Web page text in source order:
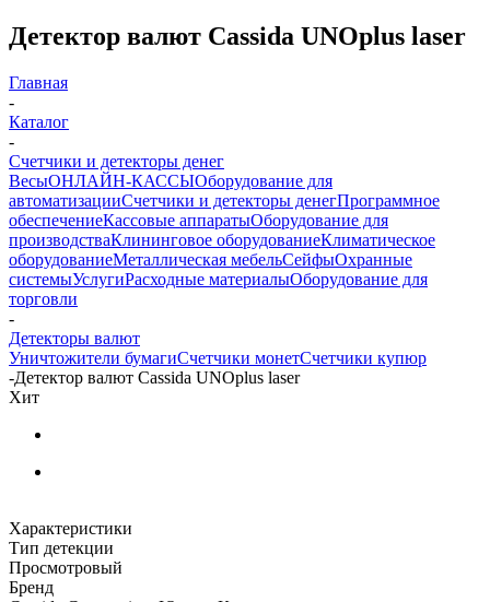
Детектор валют Cassida UNOplus laser
Главная
-
Каталог
-
Счетчики и детекторы денег
ВесыОНЛАЙН-КАССЫОборудование для
автоматизацииСчетчики и детекторы денегПрограммное
обеспечениеКассовые аппаратыОборудование для
производстваКлининговое оборудованиеКлиматическое
оборудованиеМеталлическая мебельСейфыОхранные
системыУслугиРасходные материалыОборудование для
торговли
-
Детекторы валют
Уничтожители бумагиСчетчики монетСчетчики купюр
-Детектор валют Cassida UNOplus laser
Хит
Характеристики
Тип детекции
Просмотровый
Бренд